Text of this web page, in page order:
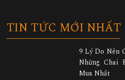
TIN TỨC MỚI NHẤT
9 Lý Do Nên
Những Chai
Mua Nhất